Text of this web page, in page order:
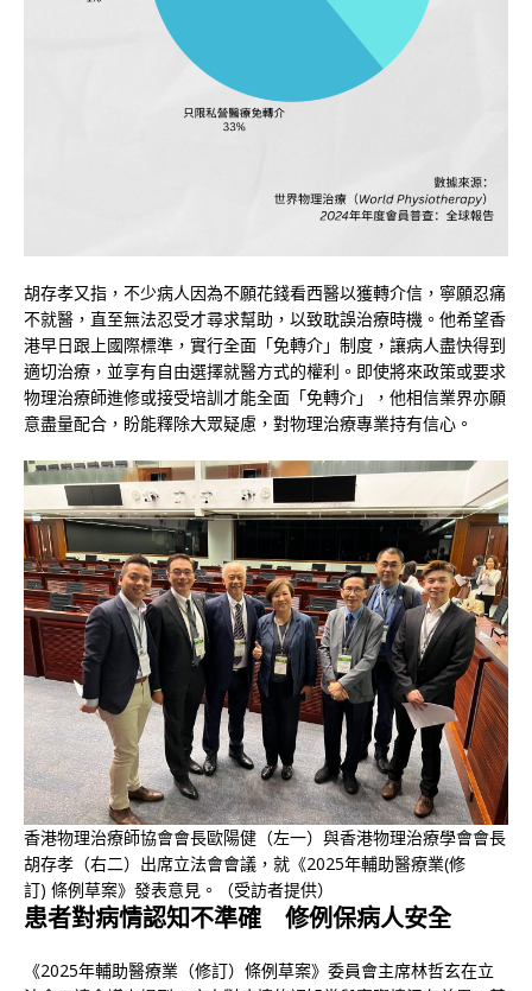
胡存孝又指，不少病人因為不願花錢看西醫以獲轉介信，寧願忍痛
不就醫，直至無法忍受才尋求幫助，以致耽誤治療時機。他希望香
港早日跟上國際標準，實行全面「免轉介」制度，讓病人盡快得到
適切治療，並享有自由選擇就醫方式的權利。即使將來政策或要求
物理治療師進修或接受培訓才能全面「免轉介」，他相信業界亦願
意盡量配合，盼能釋除大眾疑慮，對物理治療專業持有信心。
香港物理治療師協會會長歐陽健（左一）與香港物理治療學會會長
胡存孝（右二）出席立法會會議，就《2025年輔助醫療業(修
訂) 條例草案》發表意見。（受訪者提供）
患者對病情認知不準確 修例保病人安全
《2025年輔助醫療業（修訂）條例草案》委員會主席林哲玄在立